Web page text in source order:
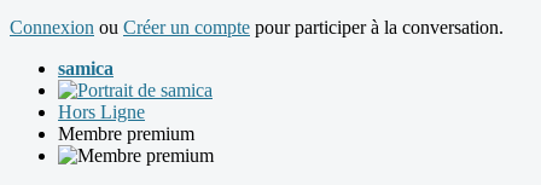
Connexion ou Créer un compte pour participer à la conversation.
samica
Hors Ligne
Membre premium